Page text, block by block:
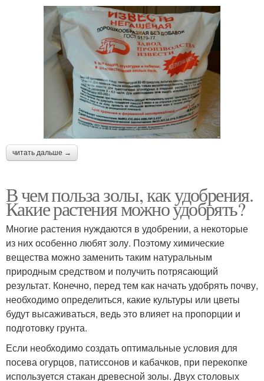
читать дальше →
В чем польза золы, как удобрения.
Какие растения можно удобрять?
Многие растения нуждаются в удобрении, а некоторые
из них особенно любят золу. Поэтому химические
вещества можно заменить таким натуральным
природным средством и получить потрясающий
результат. Конечно, перед тем как начать удобрять почву,
необходимо определиться, какие культуры или цветы
будут высаживаться, ведь это влияет на пропорции и
подготовку грунта.
Если необходимо создать оптимальные условия для
посева огурцов, патиссонов и кабачков, при перекопке
используется стакан древесной золы. Двух столовых